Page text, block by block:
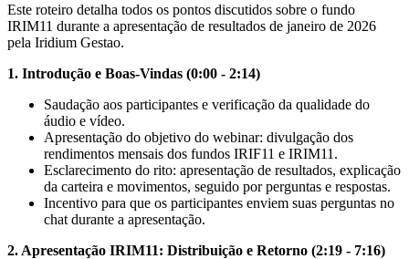
Este roteiro detalha todos os pontos discutidos sobre o fundo
IRIM11 durante a apresentação de resultados de janeiro de 2026
pela Iridium Gestao.
1. Introdução e Boas-Vindas (0:00 - 2:14)
Saudação aos participantes e verificação da qualidade do
áudio e vídeo.
Apresentação do objetivo do webinar: divulgação dos
rendimentos mensais dos fundos IRIF11 e IRIM11.
Esclarecimento do rito: apresentação de resultados, explicação
da carteira e movimentos, seguido por perguntas e respostas.
Incentivo para que os participantes enviem suas perguntas no
chat durante a apresentação.
2. Apresentação IRIM11: Distribuição e Retorno (2:19 - 7:16)